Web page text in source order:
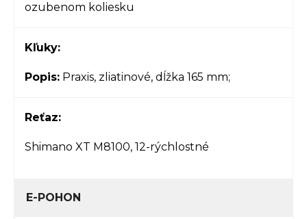
ozubenom koliesku
Kľuky:
Popis: Praxis, zliatinové, dĺžka 165 mm;
Reťaz:
Shimano XT M8100, 12-rýchlostné
E-POHON